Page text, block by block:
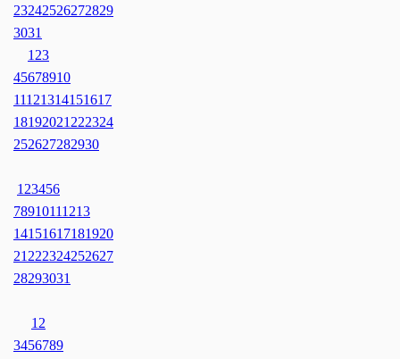
23242526272829
3031
1 23
45678910
11121314151617
18192021 222324
252627282930
1 23456
78910111213
14151617181920
21 222324252627
28293031
1 2
3456789